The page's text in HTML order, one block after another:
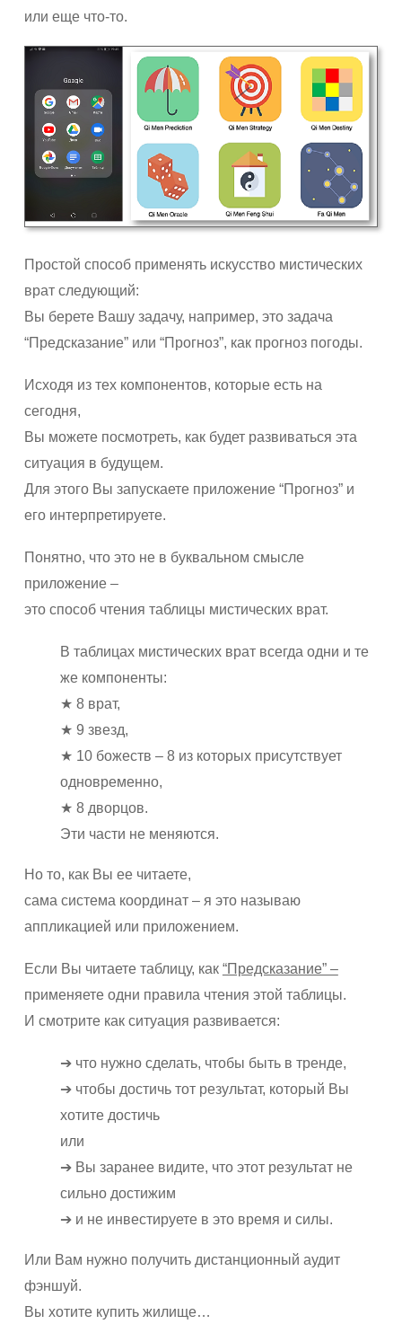
или еще что-то.
Простой способ применять искусство мистических
врат следующий:
Вы берете Вашу задачу, например, это задача
“Предсказание” или “Прогноз”, как прогноз погоды.
Исходя из тех компонентов, которые есть на
сегодня,
Вы можете посмотреть, как будет развиваться эта
ситуация в будущем.
Для этого Вы запускаете приложение “Прогноз” и
его интерпретируете.
Понятно, что это не в буквальном смысле
приложение –
это способ чтения таблицы мистических врат.
В таблицах мистических врат всегда одни и те
же компоненты:
★ 8 врат,
★ 9 звезд,
★ 10 божеств – 8 из которых присутствует
одновременно,
★ 8 дворцов.
Эти части не меняются.
Но то, как Вы ее читаете,
сама система координат – я это называю
аппликацией или приложением.
Если Вы читаете таблицу, как “Предсказание” –
применяете одни правила чтения этой таблицы.
И смотрите как ситуация развивается:
➔ что нужно сделать, чтобы быть в тренде,
➔ чтобы достичь тот результат, который Вы
хотите достичь
или
➔ Вы заранее видите, что этот результат не
сильно достижим
➔ и не инвестируете в это время и силы.
Или Вам нужно получить дистанционный аудит
фэншуй.
Вы хотите купить жилище…